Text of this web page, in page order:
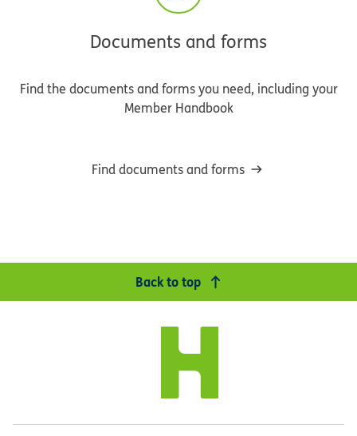
Documents and forms
Find the documents and forms you need, including your
Member Handbook
Find documents and forms
Back to top